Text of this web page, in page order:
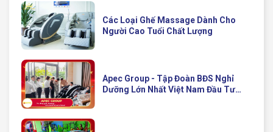
Các Loại Ghế Massage Dành Cho
Người Cao Tuổi Chất Lượng
Apec Group - Tập Đoàn BĐS Nghỉ
Dưỡng Lớn Nhất Việt Nam Đầu Tư